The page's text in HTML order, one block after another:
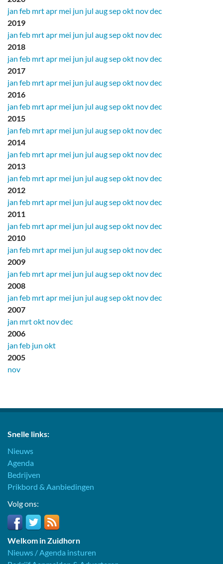
jan feb mrtapr mei jun jul augsepokt novdec
2019
jan feb mrtapr mei jun jul augsepokt novdec
2018
jan feb mrtapr mei jun jul augsepokt novdec
2017
jan feb mrtapr mei jun jul augsepokt novdec
2016
jan feb mrtapr mei jun jul augsepokt novdec
2015
jan feb mrtapr mei jun jul augsepokt novdec
2014
jan feb mrtapr mei jun jul augsepokt novdec
2013
jan feb mrtapr mei jun jul augsepokt novdec
2012
jan feb mrtapr mei jun jul augsepokt novdec
2011
jan feb mrtapr mei jun jul augsepokt novdec
2010
jan feb mrtapr mei jun jul augsepokt novdec
2009
jan feb mrtapr mei jun jul augsepokt novdec
2008
jan feb mrtapr mei jun jul augsepokt novdec
2007
jan mrtokt novdec
2006
jan feb jun okt
2005
nov
Snelle links:
Nieuws
Agenda
Bedrijven
Prikbord & Aanbiedingen
Volg ons:
Welkom in Zuidhorn
Nieuws / Agenda insturen